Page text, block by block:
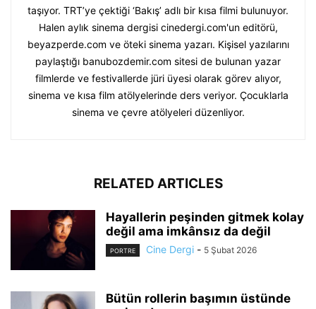
taşıyor. TRT’ye çektiği ‘Bakış’ adlı bir kısa filmi bulunuyor.
Halen aylık sinema dergisi cinedergi.com'un editörü,
beyazperde.com ve öteki sinema yazarı. Kişisel yazılarını
paylaştığı banubozdemir.com sitesi de bulunan yazar
filmlerde ve festivallerde jüri üyesi olarak görev alıyor,
sinema ve kısa film atölyelerinde ders veriyor. Çocuklarla
sinema ve çevre atölyeleri düzenliyor.
RELATED ARTICLES
Hayallerin peşinden gitmek kolay
değil ama imkânsız da değil
PORTRE Cine Dergi - 5 Şubat 2026
Bütün rollerin başımın üstünde